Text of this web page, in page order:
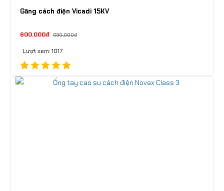
Găng cách điện Vicadi 15KV
600,000đ 650,000đ
Lượt xem: 1017